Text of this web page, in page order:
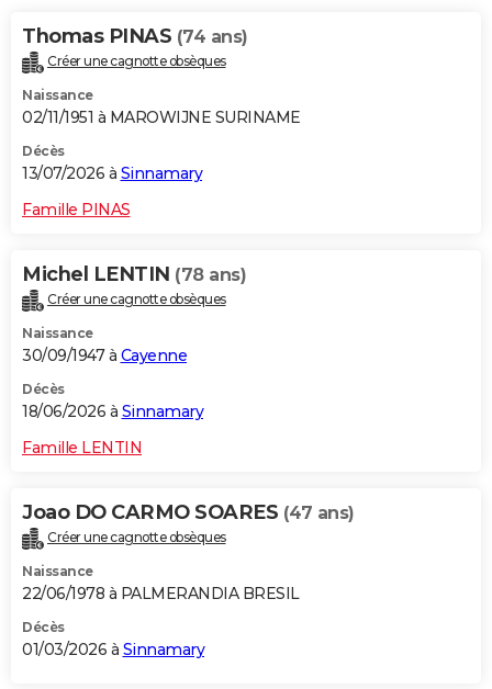
Alimentation
Guide de la santé
Maladies
Médicaments
Sommeil
VOYAGE
Destinations
City break
Voyage nature
Voyage de noces
Forum
Climat
+PHOTO
GUIDES D'ACHAT
Carte de Noël
Carte Bonne année
Carte Saint-Valentin
Carte Pâques
Carte d'anniversaire
DICTIONNAIRE
Dictionnaire
Biographies
Citations
Expressions
Proverbes
PROGRAMME TV
S'inscrire
Se connecter
Lycées
Collèges
Primaires
Universités
Entreprises
Service militaire
Avis de recherche
AVIS DE DÉCÈS
FORUM
Thomas PINAS (74 ans)
Créer une cagnotte obsèques
Naissance
02/11/1951 à MAROWIJNE SURINAME
Décès
13/07/2026 à Sinnamary
Famille PINAS
Michel LENTIN (78 ans)
Créer une cagnotte obsèques
Naissance
30/09/1947 à Cayenne
Décès
18/06/2026 à Sinnamary
Famille LENTIN
Joao DO CARMO SOARES (47 ans)
Créer une cagnotte obsèques
Naissance
22/06/1978 à PALMERANDIA BRESIL
Décès
01/03/2026 à Sinnamary